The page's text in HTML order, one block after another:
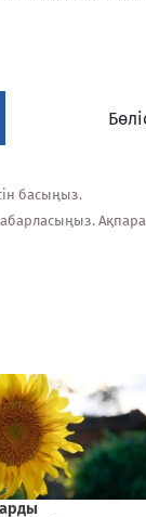
басыңыз.